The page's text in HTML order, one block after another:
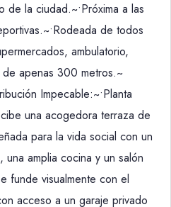
de la ciudad.~•Próxima a las
de todos
ambulatorio,
apenas 300 metros.~
Impecable:~•Planta
una acogedora terraza de
para la vida social con un
amplia cocina y un salón
funde visualmente con el
acceso a un garaje privado